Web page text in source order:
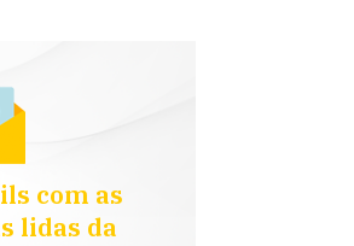
com as
lidas da